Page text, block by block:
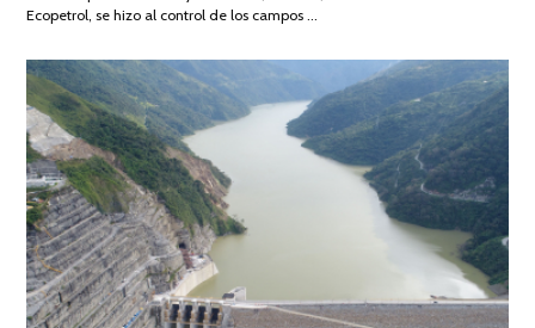
Ecopetrol, se hizo al control de los campos …